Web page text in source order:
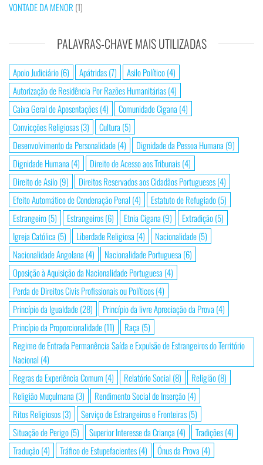
VONTADE DA MENOR (1)
PALAVRAS-CHAVE MAIS UTILIZADAS
Apoio Judiciário(6) Apátridas(7) Asilo Político(4)
Autorização de Residência Por Razões Humanitárias(4)
Caixa Geral de Aposentações(4) Comunidade Cigana (4)
Convicções Religiosas(3) Cultura (5)
Desenvolvimento da Personalidade(4) Dignidade da Pessoa Humana (9)
Dignidade Humana (4) Direito de Acesso aos Tribunais(4)
Direito de Asilo(9) Direitos Reservados aos Cidadãos Portugueses(4)
Efeito Automático de Condenação Penal (4) Estatuto de Refugiado(5)
Estrangeiro(5) Estrangeiros(6) Etnia Cigana (9) Extradição(5)
Igreja Católica (5) Liberdade Religiosa (4) Nacionalidade(5)
Nacionalidade Angolana (4) Nacionalidade Portuguesa (6)
Oposição à Aquisição da Nacionalidade Portuguesa (4)
Perda de Direitos Civis Profissionais ou Políticos(4)
Princípio da Igualdade(28) Princípio da livre Apreciação da Prova (4)
Princípio da Proporcionalidade(11) Raça (5)
Regime de Entrada Permanência Saída e Expulsão de Estrangeiros do Território
Nacional (4)
Regras da Experiência Comum (4) Relatório Social (8) Religião(8)
Religião Muçulmana (3) Rendimento Social de Inserção(4)
Ritos Religiosos(3) Serviço de Estrangeiros e Fronteiras(5)
Situação de Perigo(5) Superior Interesse da Criança (4) Tradições(4)
Tradução(4) Tráfico de Estupefacientes(4) Ónus da Prova (4)